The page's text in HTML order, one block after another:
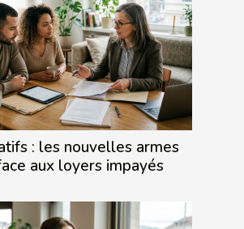
: les nouvelles armes
aux loyers impayés